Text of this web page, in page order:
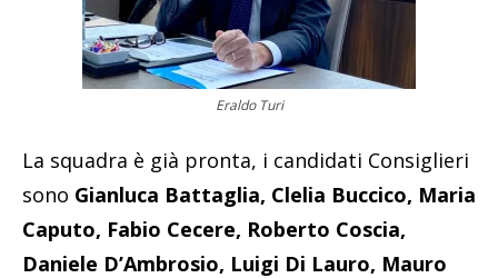
Eraldo Turi
La squadra è già pronta, i candidati Consiglieri
sono Gianluca Battaglia, Clelia Buccico, Maria
Caputo, Fabio Cecere, Roberto Coscia,
Daniele D’Ambrosio, Luigi Di Lauro, Mauro